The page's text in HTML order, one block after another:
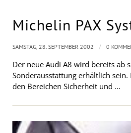
Michelin PAX
Der neue Audi A8 wird bereits ab
Sonderausstattung erhältlich
den Bereichen Sicherheit und …
SAMSTAG, 28. SEPTEMBER 2002 / 0